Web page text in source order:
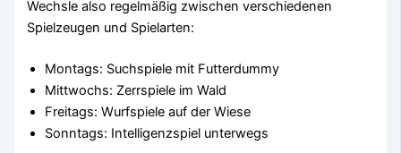
Wechsle also regelmäßig zwischen verschiedenen
Spielzeugen und Spielarten:
Montags: Suchspiele mit Futterdummy
Mittwochs: Zerrspiele im Wald
Freitags: Wurfspiele auf der Wiese
Sonntags: Intelligenzspiel unterwegs